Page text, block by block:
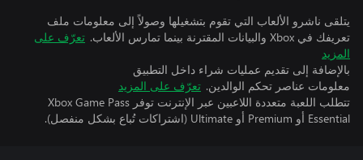
يتلقى ناشرو الألعاب التي تقوم بتشغيلها وصولاً إلى معلومات ملف
تعريفك في Xbox والبيانات المقترنة بينما تمارس الألعاب.
تعرّف على
المزيد
بالإضافة إلى تقديم عمليات شراء داخل التطبيق
معلومات عناصر تحكم الوالدين. تعرّف على المزيد
تتطلب اللعبة متعددة اللاعبين عبر الإنترنت توفر Xbox Game Pass
Essential أو Premium أو Ultimate (اشتراكات تُباع بشكل منفصل).